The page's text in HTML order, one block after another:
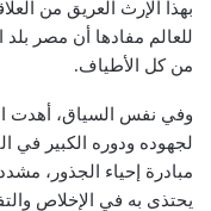
بهذا الإرث العريق من
للعالم مفادها أن مصر بلد
من كل الأطياف.
وفي نفس السياق، أهدت
لجهوده ودوره الكبير في
مبادرة إحياء الجذور،
يحتذى به في الإخلاص